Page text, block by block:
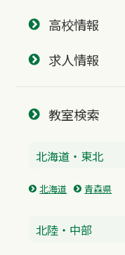
高校情報
求人情報
教室検索
北海道・東北
北海道 青森県
北陸・中部